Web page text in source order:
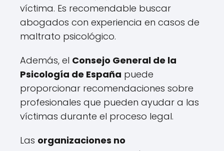
víctima. Es recomendable buscar
abogados con experiencia en casos de
maltrato psicológico.
Además, el Consejo General de la
Psicología de España puede
proporcionar recomendaciones sobre
profesionales que pueden ayudar a las
víctimas durante el proceso legal.
Las organizaciones no